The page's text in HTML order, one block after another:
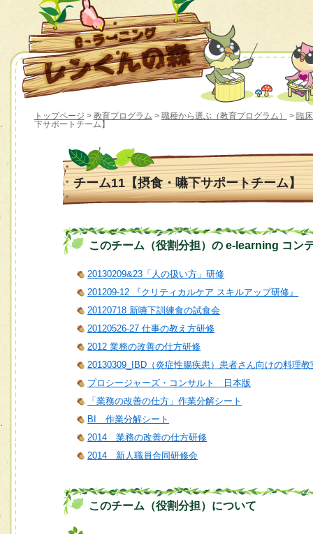
トップページ > 教育プログラム > 職種から選ぶ（教育プログラム） > 臨
下サポートチーム】
チーム11【摂食・嚥下サポートチーム】
このチーム（役割分担）の e-learning コン
20130209&23「人の扱い方」研修
201209-12 『クリティカルケア スキルアップ研修』
20120718 新嚥下訓練食の試食会
20120526-27 仕事の教え方研修
2012 業務の改善の仕方研修
20130309_IBD（炎症性腸疾患）患者さん向けの料理教
プロシージャーズ・コンサルト 日本版
「業務の改善の仕方」作業分解シート
BI 作業分解シート
2014 業務の改善の仕方研修
2014 新人職員合同研修会
このチーム（役割分担）について